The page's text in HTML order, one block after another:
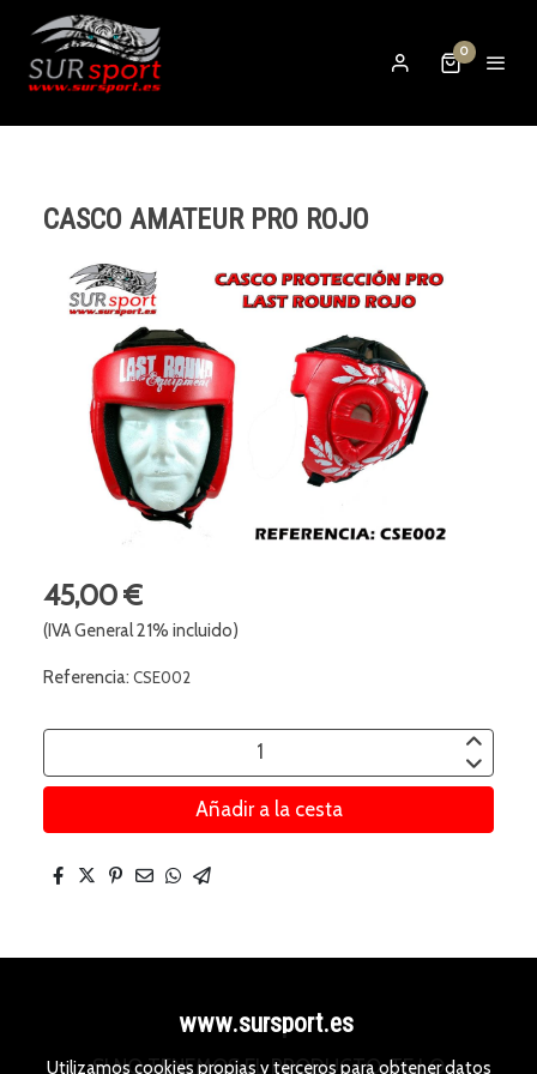
0
CASCO AMATEUR PRO ROJO
45,00 €
(IVA General 21% incluido)
Referencia: CSE002
Añadir a la cesta
www.sursport.es
SI NO TENEMOS EL PRODUCTO, TE LO
Utilizamos cookies propias y terceros para obtener datos